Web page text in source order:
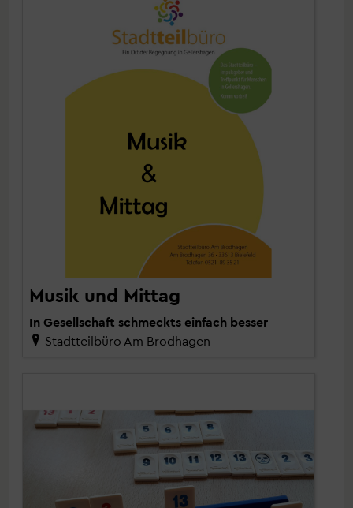
Musik und Mittag
In Gesellschaft schmeckts einfach besser
Stadtteilbüro Am Brodhagen